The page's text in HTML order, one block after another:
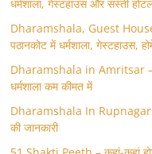
धर्मशाला, गेस्टहाउस और सस्ती
Dharamshala, Guest
पठानकोट में धर्मशाला, गेस्टहाउस,
Dharamshala in Amritsar –
धर्मशाला कम कीमत में
Dharamshala In Rupnagar –
की जानकारी